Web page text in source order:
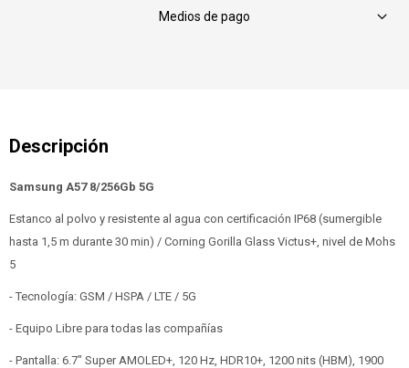
Medios de pago
Samsung A57 8/256Gb 5G
Estanco al polvo y resistente al agua con certificación IP68 (sumergible
hasta 1,5 m durante 30 min) / Corning Gorilla Glass Victus+, nivel de Mohs
5
- Tecnología: GSM / HSPA / LTE / 5G
- Equipo Libre para todas las compañías
- Pantalla: 6.7" Super AMOLED+, 120 Hz, HDR10+, 1200 nits (HBM), 1900